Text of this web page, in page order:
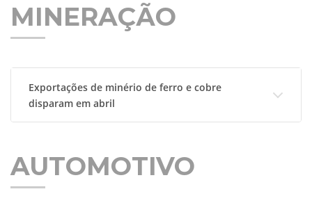
MINERAÇÃO
Exportações de minério de ferro e cobre
disparam em abril
AUTOMOTIVO